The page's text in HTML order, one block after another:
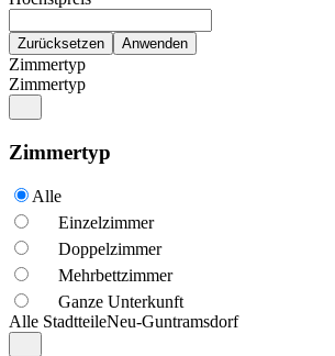
Zimmertyp
Zimmertyp
Zimmertyp
Alle
Einzelzimmer
Doppelzimmer
Mehrbettzimmer
Ganze Unterkunft
Alle StadtteileNeu-Guntramsdorf